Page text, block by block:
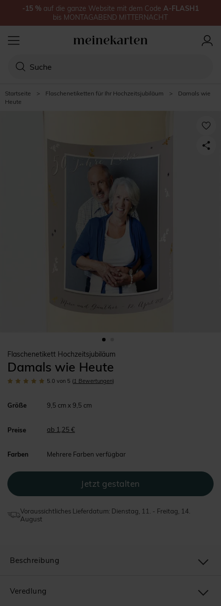
Startseite > Flaschenetiketten für Ihr Hochzeitsjubiläum >
Damals wie
Heute
Flaschenetikett Hochzeitsjubiläum
Damals wie Heute
5.0 von 5 (1 Bewertungen)
Größe 9,5 cm x 9,5 cm
Preise ab 1,25 €
Farben Mehrere Farben verfügbar
Voraussichtliches Lieferdatum: Dienstag, 11. - Freitag, 14.
August
Beschreibung
Veredlung
-15 % auf die ganze Website mit dem Code A-FLASH1
bis MONTAGABEND MITTERNACHT